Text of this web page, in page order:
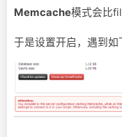
Memcache模式会比
于是设置开启，遇到如